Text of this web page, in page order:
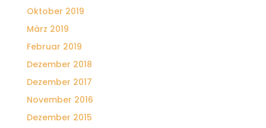
Oktober 2019
März 2019
Februar 2019
Dezember 2018
Dezember 2017
November 2016
Dezember 2015